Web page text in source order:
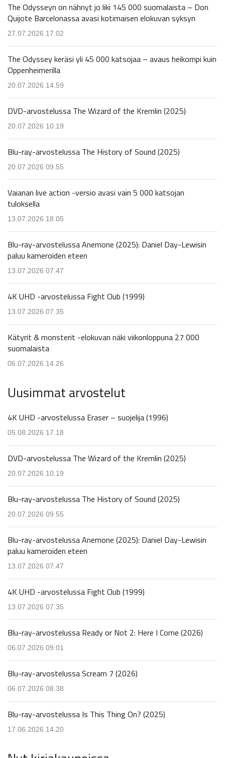
The Odysseyn on nähnyt jo liki 145 000 suomalaista – Don
Quijote Barcelonassa avasi kotimaisen elokuvan syksyn
27.07.2026 17.02
The Odyssey keräsi yli 45 000 katsojaa – avaus heikompi kuin
Oppenheimerilla
20.07.2026 14.59
DVD-arvostelussa The Wizard of the Kremlin (2025)
20.07.2026 10.19
Blu-ray-arvostelussa The History of Sound (2025)
20.07.2026 09.55
Vaianan live action -versio avasi vain 5 000 katsojan
tuloksella
13.07.2026 18.05
Blu-ray-arvostelussa Anemone (2025): Daniel Day-Lewisin
paluu kameroiden eteen
13.07.2026 07.47
4K UHD -arvostelussa Fight Club (1999)
13.07.2026 07.35
Kätyrit & monsterit -elokuvan näki viikonloppuna 27 000
suomalaista
06.07.2026 14.26
Uusimmat arvostelut
4K UHD -arvostelussa Eraser – suojelija (1996)
05.08.2026 17.18
DVD-arvostelussa The Wizard of the Kremlin (2025)
20.07.2026 10.19
Blu-ray-arvostelussa The History of Sound (2025)
20.07.2026 09.55
Blu-ray-arvostelussa Anemone (2025): Daniel Day-Lewisin
paluu kameroiden eteen
13.07.2026 07.47
4K UHD -arvostelussa Fight Club (1999)
13.07.2026 07.35
Blu-ray-arvostelussa Ready or Not 2: Here I Come (2026)
06.07.2026 09.01
Blu-ray-arvostelussa Scream 7 (2026)
06.07.2026 08.38
Blu-ray-arvostelussa Is This Thing On? (2025)
17.06.2026 14.20